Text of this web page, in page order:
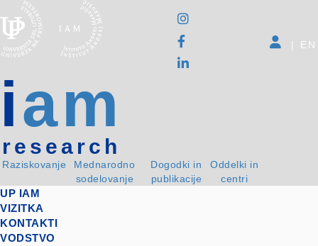
iam
research
Raziskovanje
Mednarodno
sodelovanje
Dogodki in
publikacije
Oddelki in
centri
| EN
UP IAM
VIZITKA
KONTAKTI
VODSTVO